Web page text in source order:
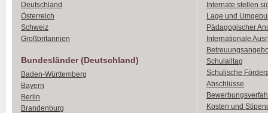
Deutschland
Österreich
Schweiz
Großbritannien
Bundesländer (Deutschland)
Baden-Württemberg
Bayern
Berlin
Brandenburg
Internate stellen
Lage und
Pädagogischer
Internationale
Schulalltag
Schulische
Abschlüsse
Kosten und